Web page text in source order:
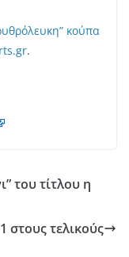
κούπα
.
του τίτλου η
στους τελικούς